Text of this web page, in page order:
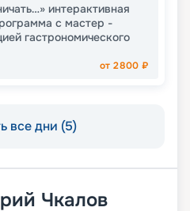
интерактивная
с мастер -
гастрономического
от2800 ₽
все дни (5)
Чкалов